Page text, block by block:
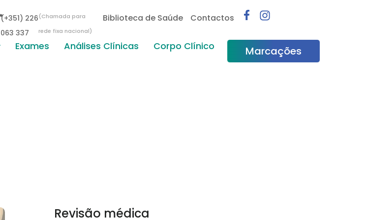
(+351) 226
063 337
(Chamada para
rede fixa nacional)
Biblioteca de Saúde Contactos
Exames Análises Clínicas Corpo Clínico Marcações
Revisão médica